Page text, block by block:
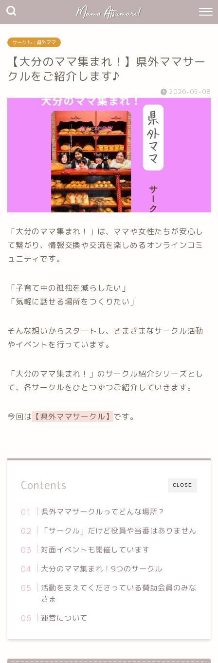
サークル：県外ママ
【大分のママ集まれ！】県外ママサー
クルをご紹介します♪
2026-05-08
「大分のママ集まれ！」は、ママや女性たちが安心し
て繋がり、情報交換や交流を楽しめるオンラインコミ
ュニティです。
「子育て中の孤独を減らしたい」
「気軽に話せる場所をつくりたい」
そんな想いからスタートし、さまざまなサークル活動
やイベントを行っています。
「大分のママ集まれ！」のサークル紹介シリーズとし
て、各サークルをひとつずつご紹介していきます。
今回は 【県外ママサークル】 です。
CLOSE
Contents
県外ママサークルってどんな場所？
「サークル」だけど役員や当番はありません
対面イベントも開催しています
大分のママ集まれ！9つのサークル
活動を支えてくださっている賛助会員のみな
さま
運営について